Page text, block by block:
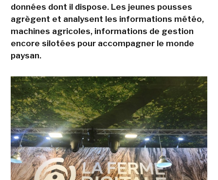
données dont il dispose. Les jeunes pousses
agrègent et analysent les informations météo,
machines agricoles, informations de gestion
encore silotées pour accompagner le monde
paysan.